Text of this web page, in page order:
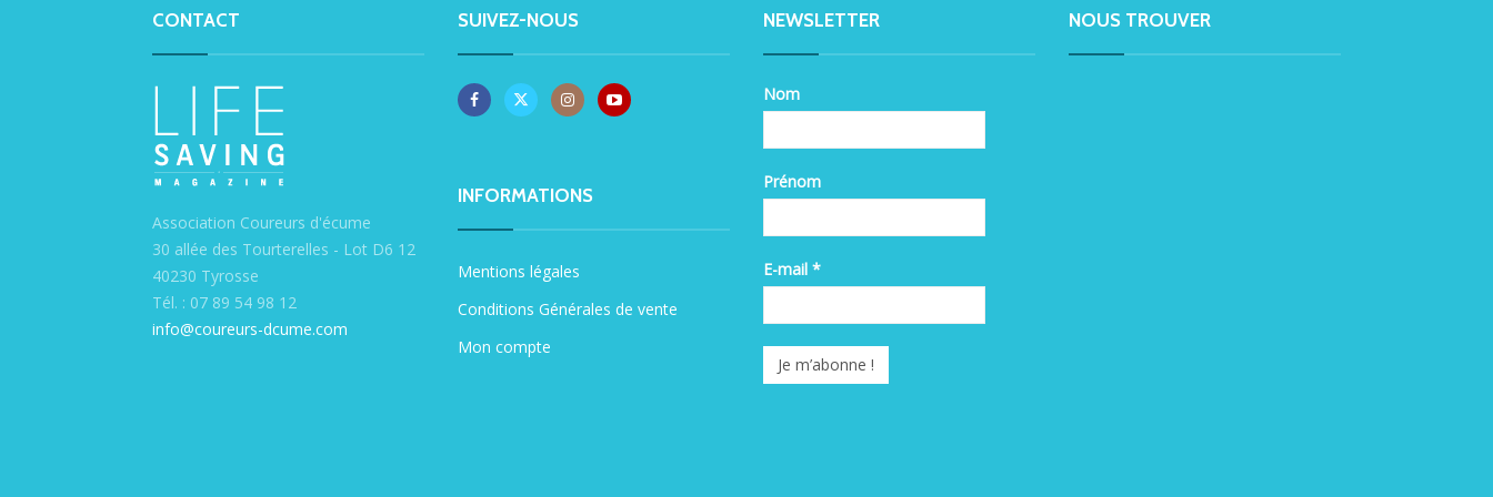
CONTACT
Association Coureurs d'écume
30 allée des Tourterelles - Lot D6 12
40230 Tyrosse
Tél. : 07 89 54 98 12
info@coureurs-dcume.com
SUIVEZ-NOUS
INFORMATIONS
Mentions légales
Conditions Générales de vente
Mon compte
NEWSLETTER
Nom
Prénom
E-mail *
NOUS TROUVER